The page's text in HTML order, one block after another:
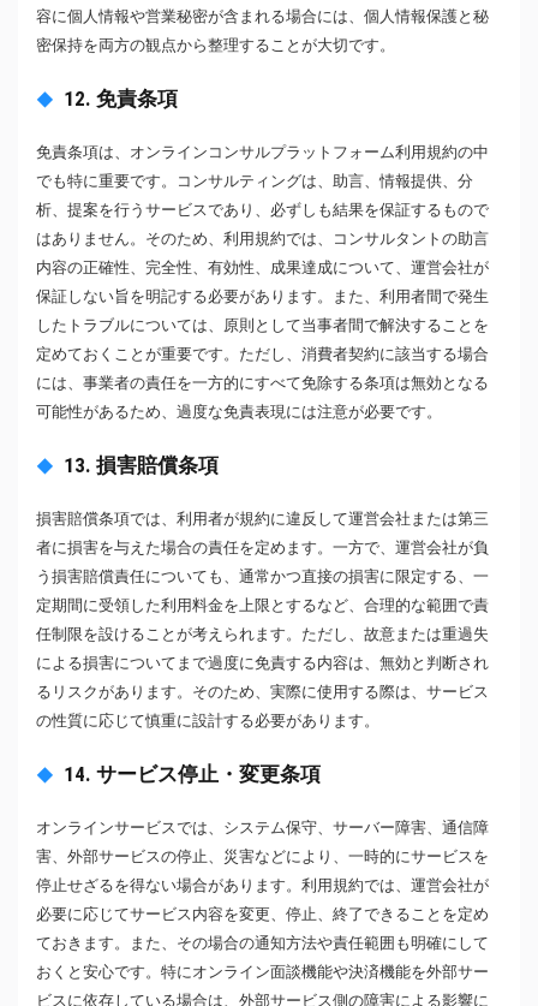
容に個人情報や営業秘密が含まれる場合には、個人情報保護と秘
密保持を両方の観点から整理することが大切です。
12. 免責条項
免責条項は、オンラインコンサルプラットフォーム利用規約の中
でも特に重要です。コンサルティングは、助言、情報提供、分
析、提案を行うサービスであり、必ずしも結果を保証するもので
はありません。そのため、利用規約では、コンサルタントの助言
内容の正確性、完全性、有効性、成果達成について、運営会社が
保証しない旨を明記する必要があります。また、利用者間で発生
したトラブルについては、原則として当事者間で解決することを
定めておくことが重要です。ただし、消費者契約に該当する場合
には、事業者の責任を一方的にすべて免除する条項は無効となる
可能性があるため、過度な免責表現には注意が必要です。
13. 損害賠償条項
損害賠償条項では、利用者が規約に違反して運営会社または第三
者に損害を与えた場合の責任を定めます。一方で、運営会社が負
う損害賠償責任についても、通常かつ直接の損害に限定する、一
定期間に受領した利用料金を上限とするなど、合理的な範囲で責
任制限を設けることが考えられます。ただし、故意または重過失
による損害についてまで過度に免責する内容は、無効と判断され
るリスクがあります。そのため、実際に使用する際は、サービス
の性質に応じて慎重に設計する必要があります。
14. サービス停止・変更条項
オンラインサービスでは、システム保守、サーバー障害、通信障
害、外部サービスの停止、災害などにより、一時的にサービスを
停止せざるを得ない場合があります。利用規約では、運営会社が
必要に応じてサービス内容を変更、停止、終了できることを定め
ておきます。また、その場合の通知方法や責任範囲も明確にして
おくと安心です。特にオンライン面談機能や決済機能を外部サー
ビスに依存している場合は、外部サービス側の障害による影響に